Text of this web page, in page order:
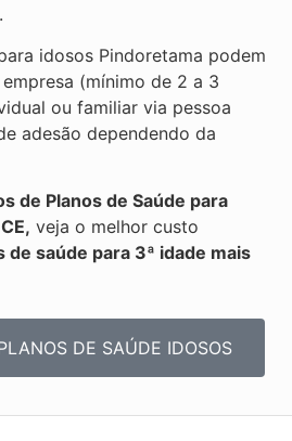
idosos Pindoretama podem
(mínimo de 2 a 3
ou familiar via pessoa
adesão dependendo da
de Planos de Saúde para
veja o melhor custo
de saúde para 3ª idade mais
DE SAÚDE IDOSOS